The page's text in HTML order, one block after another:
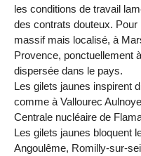
les conditions de travail
des contrats douteux.
massif mais localisé, à
Provence, ponctuellement
dispersée dans le pays.
Les gilets jaunes inspirent
comme à Vallourec
Centrale nucléaire de
Les gilets jaunes bloquent
Angoulême, Romilly-sur-